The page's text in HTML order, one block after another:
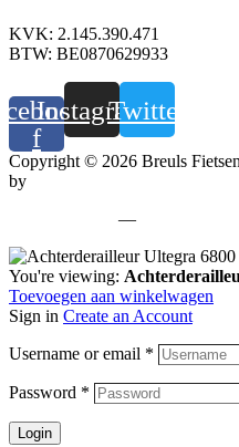
KVK: 2.145.390.471
BTW: BE0870629933
f
Instagram
Twitter
Copyright © 2026 Breuls
by
—
You're viewing:
Toevoegen aan winkelwagen
Sign in Create an Account
Username or email *
Password *
Login